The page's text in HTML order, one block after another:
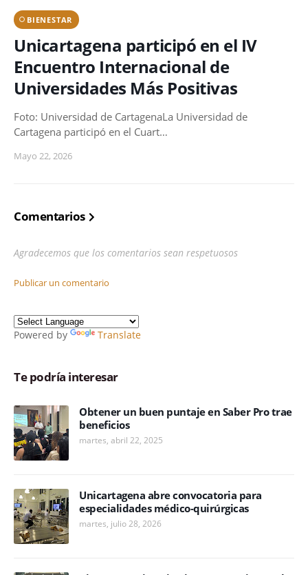
BIENESTAR
Unicartagena participó en el IV
Encuentro Internacional de
Universidades Más Positivas
Foto: Universidad de CartagenaLa Universidad de
Cartagena participó en el Cuart…
Mayo 22, 2026
Comentarios
Agradecemos que los comentarios sean respetuosos
Publicar un comentario
Powered by Translate
Te podría interesar
Obtener un buen puntaje en Saber Pro trae
beneficios
martes, abril 22, 2025
Unicartagena abre convocatoria para
especialidades médico-quirúrgicas
martes, julio 28, 2026